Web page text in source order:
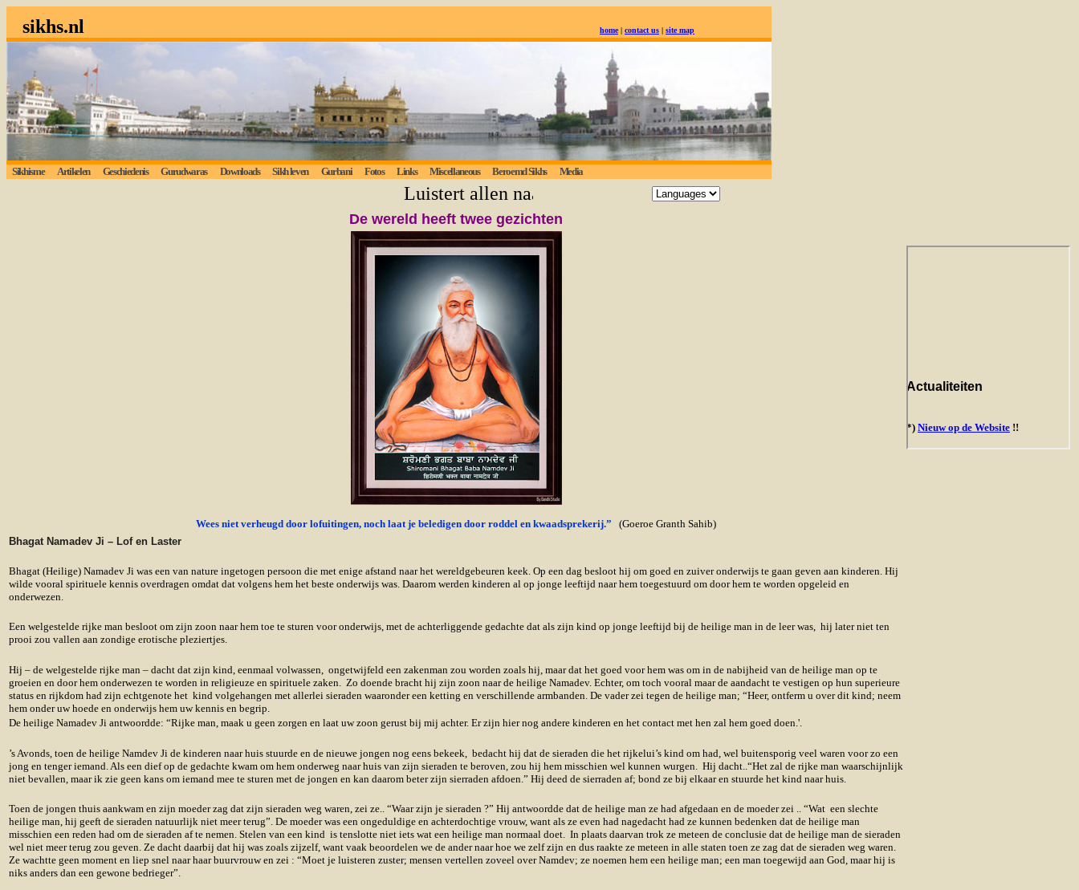
sikhs.nl home| contact us | site map
Sikhisme Artikelen Geschiedenis Gurudwaras Downloads Sikh leven Gurbani Fotos Links Miscellaneous Beroemd Sikhs Media
Luistert allen naar de eeuwige waarheid; degene die lief heeft zal God verkrijgen. -
De wereld heeft twee gezichten
Wees niet verheugd door lofuitingen, noch laat je beledigen door roddel en kwaadsprekerij.”
(Goeroe Granth Sahib)
Bhagat Namadev Ji – Lof en Laster
Bhagat (Heilige) Namadev Ji was een van nature ingetogen persoon die met enige afstand naar het wereldgebeuren keek. Op een dag besloot hij om goed en zuiver onderwijs te gaan geven aan kinderen. Hij
wilde vooral spirituele kennis overdragen omdat dat volgens hem het beste onderwijs was. Daarom werden kinderen al op jonge leeftijd naar hem toegestuurd om door hem te worden opgeleid en
onderwezen.
Een welgestelde rijke man besloot om zijn zoon naar hem toe te sturen voor onderwijs, met de achterliggende gedachte dat als zijn kind op jonge leeftijd bij de heilige man in de leer was, hij later niet ten
prooi zou vallen aan zondige erotische pleziertjes.
Hij – de welgestelde rijke man – dacht dat zijn kind, eenmaal volwassen, ongetwijfeld een zakenman zou worden zoals hij, maar dat het goed voor hem was om in de nabijheid van de heilige man op te
groeien en door hem onderwezen te worden in religieuze en spirituele zaken. Zo doende bracht hij zijn zoon naar de heilige Namadev. Echter, om toch vooral maar de aandacht te vestigen op hun superieure
status en rijkdom had zijn echtgenote het kind volgehangen met allerlei sieraden waaronder een ketting en verschillende armbanden. De vader zei tegen de heilige man; “Heer, ontferm u over dit kind; neem
hem onder uw hoede en onderwijs hem uw kennis en begrip.
De heilige Namadev Ji antwoordde: “Rijke man, maak u geen zorgen en laat uw zoon gerust bij mij achter. Er zijn hier nog andere kinderen en het contact met hen zal hem goed doen.'.
’s Avonds, toen de heilige Namdev Ji de kinderen naar huis stuurde en de nieuwe jongen nog eens bekeek, bedacht hij dat de sieraden die het rijkelui’s kind om had, wel buitensporig veel waren voor zo een
jong en tenger iemand. Als een dief op de gedachte kwam om hem onderweg naar huis van zijn sieraden te beroven, zou hij hem misschien wel kunnen wurgen. Hij dacht..“Het zal de rijke man waarschijnlijk
niet bevallen, maar ik zie geen kans om iemand mee te sturen met de jongen en kan daarom beter zijn sierraden afdoen.” Hij deed de sierraden af; bond ze bij elkaar en stuurde het kind naar huis.
Toen de jongen thuis aankwam en zijn moeder zag dat zijn sieraden weg waren, zei ze.. “Waar zijn je sieraden ?” Hij antwoordde dat de heilige man ze had afgedaan en de moeder zei .. “Wat een slechte
heilige man, hij geeft de sieraden natuurlijk niet meer terug”. De moeder was een ongeduldige en achterdochtige vrouw, want als ze even had nagedacht had ze kunnen bedenken dat de heilige man
misschien een reden had om de sieraden af te nemen. Stelen van een kind is tenslotte niet iets wat een heilige man normaal doet. In plaats daarvan trok ze meteen de conclusie dat de heilige man de sieraden
wel niet meer terug zou geven. Ze dacht daarbij dat hij was zoals zijzelf, want vaak beoordelen we de ander naar hoe we zelf zijn en dus raakte ze meteen in alle staten toen ze zag dat de sieraden weg waren.
Ze wachtte geen moment en liep snel naar haar buurvrouw en zei : “Moet je luisteren zuster; mensen vertellen zoveel over Namdev; ze noemen hem een heilige man; een man toegewijd aan God, maar hij is
niks anders dan een gewone bedrieger”.